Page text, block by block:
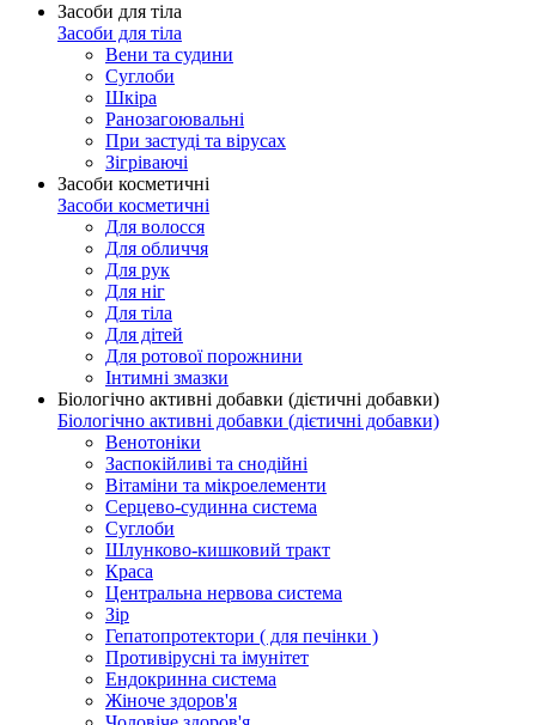
Засоби для тіла
Засоби для тіла
Вени та судини
Суглоби
Шкіра
Ранозагоювальні
При застуді та вірусах
Зігріваючі
Засоби косметичні
Засоби косметичні
Для волосся
Для обличчя
Для рук
Для ніг
Для тіла
Для дітей
Для ротової порожнини
Інтимні змазки
Біологічно активні добавки (дієтичні добавки)
Біологічно активні добавки (дієтичні добавки)
Венотоніки
Заспокійливі та снодійні
Вітаміни та мікроелементи
Серцево-судинна система
Суглоби
Шлунково-кишковий тракт
Краса
Центральна нервова система
Зір
Гепатопротектори ( для печінки )
Противірусні та імунітет
Ендокринна система
Жіноче здоров'я